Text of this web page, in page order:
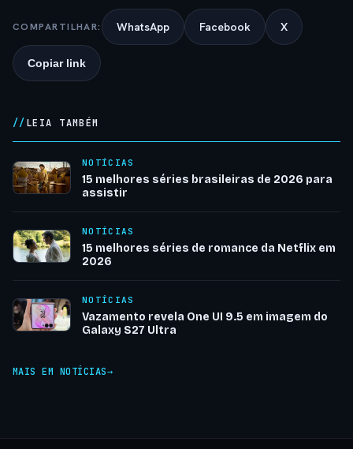
COMPARTILHAR: WhatsApp Facebook X
Copiar link
LEIA TAMBÉM
NOTÍCIAS
15 melhores séries brasileiras de 2026 para
assistir
NOTÍCIAS
15 melhores séries de romance da Netflix em
2026
NOTÍCIAS
Vazamento revela One UI 9.5 em imagem do
Galaxy S27 Ultra
MAIS EM NOTÍCIAS